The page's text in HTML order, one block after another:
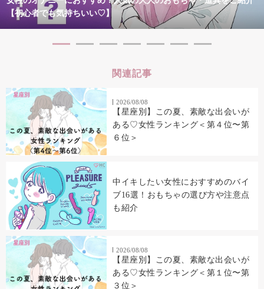
【初心者でも気持ちいい♡】
関連記事
2026/08/08
【星座別】この夏、素敵な出会いが
ある♡女性ランキング＜第４位〜第
６位＞
中イキしたい女性におすすめのバイ
ブ16選！おもちゃの選び方や注意点
も紹介
2026/08/08
【星座別】この夏、素敵な出会いが
ある♡女性ランキング＜第１位〜第
３位＞